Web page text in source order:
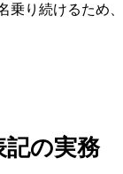
乗り続けるため
記の実務